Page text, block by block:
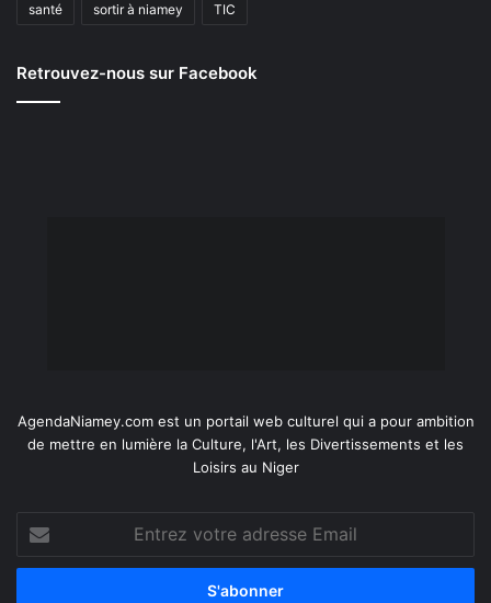
santé sortir à niamey TIC
Retrouvez-nous sur Facebook
AgendaNiamey.com est un portail web culturel qui a pour ambition
de mettre en lumière la Culture, l'Art, les Divertissements et les
Loisirs au Niger
Entrez
votre
adresse